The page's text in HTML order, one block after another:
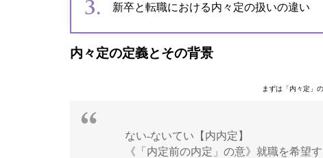
新卒と転職における内々定の扱いの違い
内々定の定義とその背景
まずは「内々定」
ない‐ないてい【内内定】
《「内定前の内定」の意》就職を希望